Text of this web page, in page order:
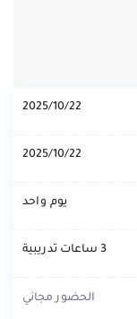
2025/10/22
2025/10/22
يوم واحد
3 ساعات تدريبية
الحضور مجاني